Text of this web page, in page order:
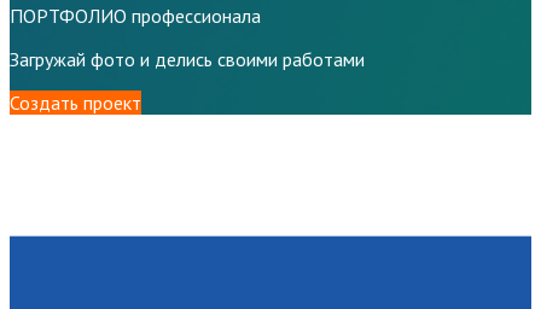
ПОРТФОЛИО профессионала
Загружай фото и делись своими работами
Создать проект